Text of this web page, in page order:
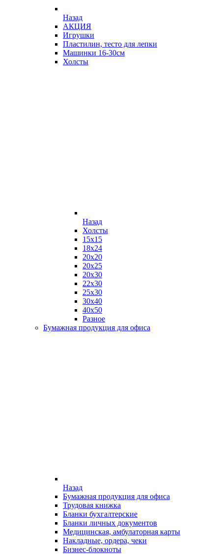
Назад
АКЦИЯ
Игрушки
Пластилин, тесто для лепки
Машинки 16-30см
Холсты
Назад
Холсты
15х15
18х24
20х20
20х25
20х30
22х30
25х30
30х40
40х50
Разное
Бумажная продукция для офиса
Назад
Бумажная продукция для офиса
Трудовая книжка
Бланки бухгалтерские
Бланки личных документов
Медицинская, амбулаторная карты
Накладные, ордера, чеки
Бизнес-блокноты